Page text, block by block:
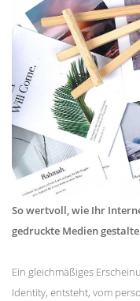
So wertvoll, wie Ihr
gedruckte Medien
Ein gleichmäßiges
Identity, entsteht, vom